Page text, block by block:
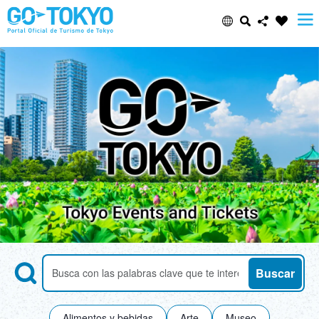
Select Language
日本語
ENGLISH
中文(简体)
中文(繁體/正體)
한글
ภาษาไทย
Share this page
Facebook
X (Twitter)
Email
Copy URL
Search
Buscar atracciones por palabra clave
Buscar